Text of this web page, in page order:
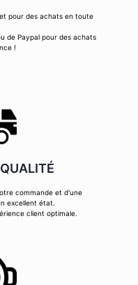
pour des achats en toute
de Paypal pour des achats
!
commande et d'une
excellent état.
client optimale.